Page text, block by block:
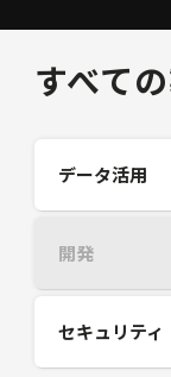
すべて
データ活用
開発
セキュリティ